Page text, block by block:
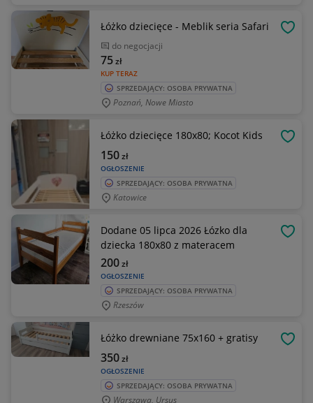
Łóżko dziecięce - Meblik seria Safari
do negocjacji
KUP TERAZ
75zł
SPRZEDAJĄCY: OSOBA PRYWATNA
Poznań, Nowe Miasto
Łóżko dziecięce 180x80; Kocot Kids
OGŁOSZENIE
150zł
SPRZEDAJĄCY: OSOBA PRYWATNA
Katowice
Dodane 05 lipca 2026 Łózko dla
dziecka 180x80 z materacem
OGŁOSZENIE
200zł
SPRZEDAJĄCY: OSOBA PRYWATNA
Rzeszów
Łóżko drewniane 75x160 + gratisy
OGŁOSZENIE
350zł
SPRZEDAJĄCY: OSOBA PRYWATNA
Warszawa, Ursus